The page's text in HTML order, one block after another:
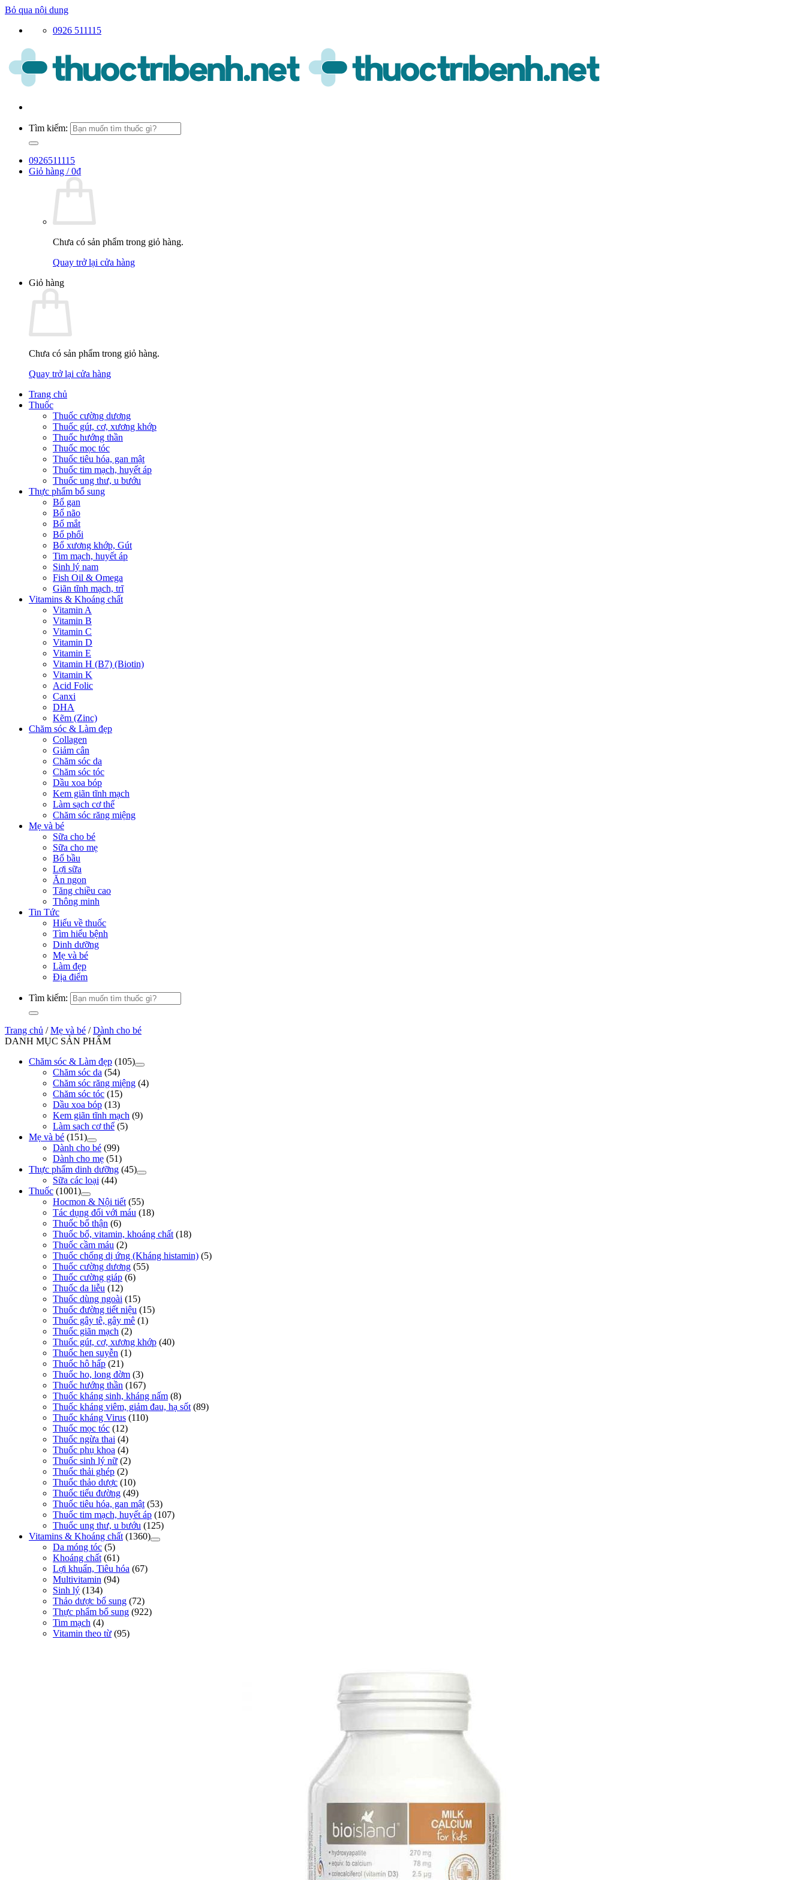
Bỏ qua nội dung
0926 511115
Tìm kiếm:
0926511115
Giỏ hàng /0₫
Chưa có sản phẩm trong giỏ hàng.
Quay trở lại cửa hàng
Giỏ hàng
Chưa có sản phẩm trong giỏ hàng.
Quay trở lại cửa hàng
Trang chủ
Thuốc
Thuốc cường dương
Thuốc gút, cơ, xương khớp
Thuốc hướng thần
Thuốc mọc tóc
Thuốc tiêu hóa, gan mật
Thuốc tim mạch, huyết áp
Thuốc ung thư, u bướu
Thực phẩm bổ sung
Bổ gan
Bổ não
Bổ mắt
Bổ phổi
Bổ xương khớp, Gút
Tim mạch, huyết áp
Sinh lý nam
Fish Oil & Omega
Giãn tĩnh mạch, trĩ
Vitamins & Khoáng chất
Vitamin A
Vitamin B
Vitamin C
Vitamin D
Vitamin E
Vitamin H (B7) (Biotin)
Vitamin K
Acid Folic
Canxi
DHA
Kẽm (Zinc)
Chăm sóc & Làm đẹp
Collagen
Giảm cân
Chăm sóc da
Chăm sóc tóc
Dầu xoa bóp
Kem giãn tĩnh mạch
Làm sạch cơ thể
Chăm sóc răng miệng
Mẹ và bé
Sữa cho bé
Sữa cho mẹ
Bổ bầu
Lợi sữa
Ăn ngon
Tăng chiều cao
Thông minh
Tin Tức
Hiểu về thuốc
Tìm hiểu bệnh
Dinh dưỡng
Mẹ và bé
Làm đẹp
Địa điểm
Tìm kiếm:
Trang chủ / Mẹ và bé / Dành cho bé
DANH MỤC SẢN PHẨM
Chăm sóc & Làm đẹp (105)
Chăm sóc da (54)
Chăm sóc răng miệng (4)
Chăm sóc tóc (15)
Dầu xoa bóp (13)
Kem giãn tĩnh mạch (9)
Làm sạch cơ thể (5)
Mẹ và bé (151)
Dành cho bé (99)
Dành cho mẹ (51)
Thực phẩm dinh dưỡng (45)
Sữa các loại (44)
Thuốc (1001)
Hocmon & Nội tiết (55)
Tác dụng đối với máu (18)
Thuốc bổ thận (6)
Thuốc bổ, vitamin, khoáng chất (18)
Thuốc cầm máu (2)
Thuốc chống dị ứng (Kháng histamin) (5)
Thuốc cường dương (55)
Thuốc cường giáp (6)
Thuốc da liễu (12)
Thuốc dùng ngoài (15)
Thuốc đường tiết niệu (15)
Thuốc gây tê, gây mê (1)
Thuốc giãn mạch (2)
Thuốc gút, cơ, xương khớp (40)
Thuốc hen suyễn (1)
Thuốc hô hấp (21)
Thuốc ho, long đờm (3)
Thuốc hướng thần (167)
Thuốc kháng sinh, kháng nấm (8)
Thuốc kháng viêm, giảm đau, hạ sốt (89)
Thuốc kháng Virus (110)
Thuốc mọc tóc (12)
Thuốc ngừa thai (4)
Thuốc phụ khoa (4)
Thuốc sinh lý nữ (2)
Thuốc thải ghép (2)
Thuốc thảo dược (10)
Thuốc tiểu đường (49)
Thuốc tiêu hóa, gan mật (53)
Thuốc tim mạch, huyết áp (107)
Thuốc ung thư, u bướu (125)
Vitamins & Khoáng chất (1360)
Da móng tóc (5)
Khoáng chất (61)
Lợi khuẩn, Tiêu hóa (67)
Multivitamin (94)
Sinh lý (134)
Thảo dược bổ sung (72)
Thực phẩm bổ sung (922)
Tim mạch (4)
Vitamin theo từ (95)